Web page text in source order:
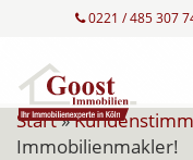
0221 / 485 307
Start»
Immobilienmakler!